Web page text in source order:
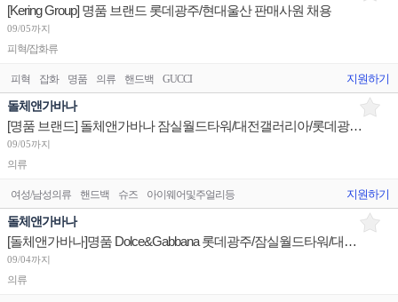
[Kering Group] 명품 브랜드 롯데광주/현대울산 판매사원 채용
09/05까지
피혁/잡화류
피혁 잡화 명품 의류 핸드백 GUCCI 지원하기
돌체앤가바나
[명품 브랜드] 돌체앤가바나 잠실월드타워/대전갤러리아/롯데광주 판매사원 채용
09/05까지
의류
여성/남성의류 핸드백 슈즈 아이웨어및주얼리등 지원하기
돌체앤가바나
[돌체앤가바나]명품 Dolce&Gabbana 롯데광주/잠실월드타워/대전갤러리아 판매사원 채용
09/04까지
의류